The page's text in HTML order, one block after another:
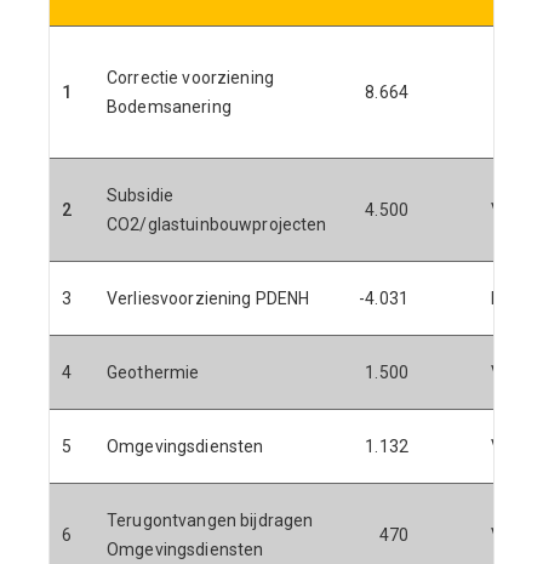
1
Correctie voorziening
Bodemsanering
8.664
2
Subsidie
CO2/glastuinbouwprojecten
4.500 V
3 Verliesvoorziening PDENH -4.031
4 Geothermie 1.500 V
5 Omgevingsdiensten 1.132 V
6
Terugontvangen bijdragen
Omgevingsdiensten
470 V